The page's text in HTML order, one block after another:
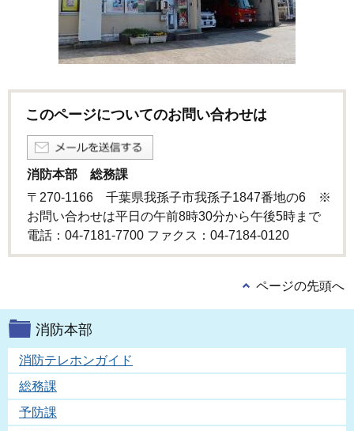
このページについてのお問い合わせは
消防本部 総務課
〒270-1166 千葉県我孫子市我孫子1847番地の6 ※
お問い合わせは平日の午前8時30分から午後5時まで
電話：04-7181-7700 ファクス：04-7184-0120
ページの先頭へ
消防本部
消防テレホンガイド
総務課
予防課